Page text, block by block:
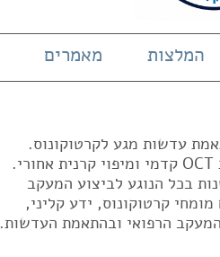
המלצות מאמרים
עדשות מגע לקרטוקונוס.
המרכז בעל ניסיון של 23 שנים ובעל מכשור מתקדם לבדיקת העין לרבות OCT קדמי ומיפוי קרנית אחורי.
בכל הנוגע לביצוע המעקב
קרטוקונוס, ידע קליני,
הרפואי ובהתאמת העדשות.